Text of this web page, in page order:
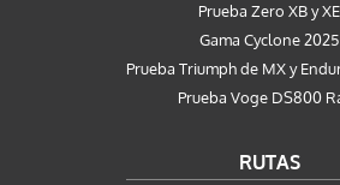
Prueba Zero XB y XE
Gama Cyclone 2025
Prueba Triumph de MX y
Prueba Voge DS800
RUTAS